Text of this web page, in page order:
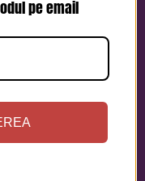
pe email